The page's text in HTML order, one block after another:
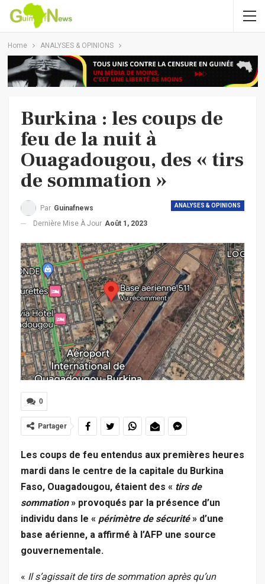
Home ANALYSES & OPINIONS
Burkina : les coups de
feu de la nuit à
Ouagadougou, des « tirs
de sommation »
ANALYSES & OPINIONS
Par Guinafnews
Dernière Mise À Jour Août 1, 2023
0
Partager
Les coups de feu entendus aux premières heures
mardi dans le centre de la capitale du Burkina
Faso, Ouagadougou, étaient des « tirs de
sommation» provoqués par la présence d’un
individu dans le « périmètre de sécurité» d’une
base aérienne, a affirmé à l’AFP une source
gouvernementale.
« Il s’agissait de tirs de sommation après qu’un